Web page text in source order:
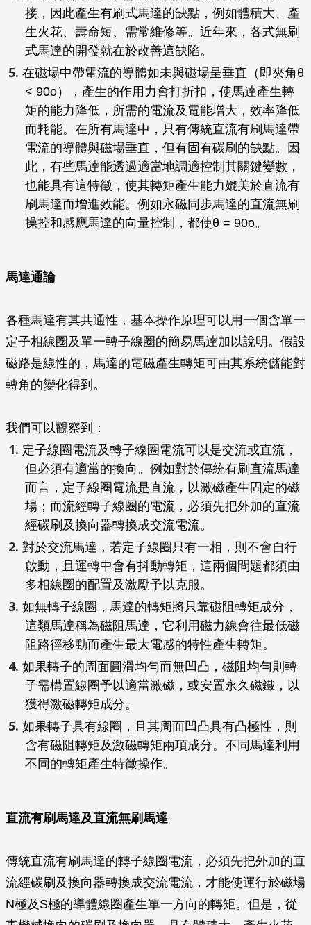
接，因此產生有刷式馬達的缺點，例如體積大、產
生火花、壽命短、需常維修等。近年來，各式無刷
式馬達的開發就在於改善這缺陷。
在磁場中帶電流的導體如未與磁場呈垂直（即夾角θ
< 90o），產生的作用力會打折扣，使馬達產生轉
矩的能力降低，所需的電流及電能增大，效率降低
而耗能。在所有馬達中，只有傳統直流有刷馬達帶
電流的導體與磁場垂直，但有固有碳刷的缺點。因
此，有些馬達能透過適當地調適控制其關鍵變數，
也能具有這特徵，使其轉矩產生能力媲美於直流有
刷馬達而增進效能。例如永磁同步馬達的直流無刷
操控和感應馬達的向量控制，都使θ = 90o。
馬達通論
各種馬達有其共通性，基本操作原理可以用一個含單一
定子相線圈及單一轉子線圈的簡易馬達加以說明。假設
磁路是線性的，馬達的電磁產生轉矩可由其系統儲能對
轉角的變化得到。
我們可以觀察到：
定子線圈電流及轉子線圈電流可以是交流或直流，
但必須有適當的換向。例如對於傳統有刷直流馬達
而言，定子線圈電流是直流，以激磁產生固定的磁
場；而流經轉子線圈的電流，必須先把外加的直流
經碳刷及換向器轉換成交流電流。
對於交流馬達，若定子線圈只有一相，則不會自行
啟動，且運轉中會有抖動轉矩，這兩個問題都須由
多相線圈的配置及激勵予以克服。
如無轉子線圈，馬達的轉矩將只靠磁阻轉矩成分，
這類馬達稱為磁阻馬達，它利用磁力線會往最低磁
阻路徑移動而產生最大電感的特性產生轉矩。
如果轉子的周面圓滑均勻而無凹凸，磁阻均勻則轉
子需構置線圈予以適當激磁，或安置永久磁鐵，以
獲得激磁轉矩成分。
如果轉子具有線圈，且其周面凹凸具有凸極性，則
含有磁阻轉矩及激磁轉矩兩項成分。不同馬達利用
不同的轉矩產生特徵操作。
直流有刷馬達及直流無刷馬達
傳統直流有刷馬達的轉子線圈電流，必須先把外加的直
流經碳刷及換向器轉換成交流電流，才能使運行於磁場
N極及S極的導體線圈產生單一方向的轉矩。但是，從